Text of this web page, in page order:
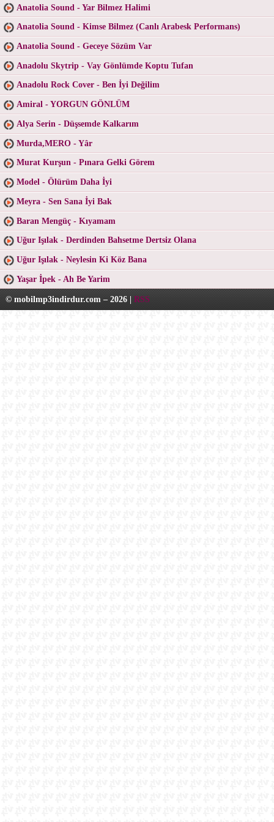
Anatolia Sound - Yar Bilmez Halimi
Anatolia Sound - Kimse Bilmez (Canlı Arabesk Performans)
Anatolia Sound - Geceye Sözüm Var
Anadolu Skytrip - Vay Gönlümde Koptu Tufan
Anadolu Rock Cover - Ben İyi Değilim
Amiral - YORGUN GÖNLÜM
Alya Serin - Düşsemde Kalkarım
Murda,MERO - Yâr
Murat Kurşun - Pınara Gelki Görem
Model - Ölürüm Daha İyi
Meyra - Sen Sana İyi Bak
Baran Mengüç - Kıyamam
Uğur Işılak - Derdinden Bahsetme Dertsiz Olana
Uğur Işılak - Neylesin Ki Köz Bana
Yaşar İpek - Ah Be Yarim
© mobilmp3indirdur.com – 2026 | RSS